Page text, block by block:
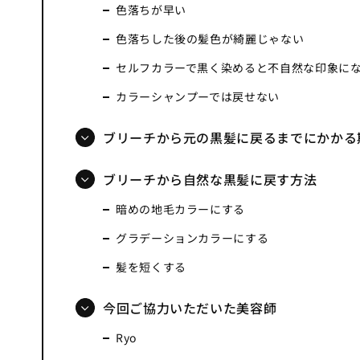
色落ちが早い
色落ちした後の髪色が綺麗じゃない
セルフカラーで黒く染めると不自然な印象に
カラーシャンプーでは戻せない
ブリーチから元の黒髪に戻るまでにかかる
ブリーチから自然な黒髪に戻す方法
暗めの地毛カラーにする
グラデーションカラーにする
髪を短くする
今回ご協力いただいた美容師
Ryo